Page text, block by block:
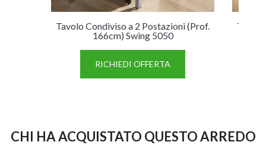
Tavolo Condiviso a 2 Postazioni (Prof.
166cm) Swing 5050
RICHIEDI OFFERTA
CHI HA ACQUISTATO QUESTO ARREDO